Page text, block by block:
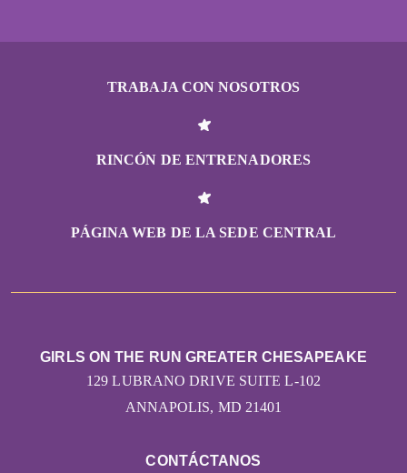
TRABAJA CON NOSOTROS
RINCÓN DE ENTRENADORES
PÁGINA WEB DE LA SEDE CENTRAL
CONTÁCTANOS
GIRLS ON THE RUN GREATER CHESAPEAKE
129 LUBRANO DRIVE SUITE L-102
ANNAPOLIS, MD 21401